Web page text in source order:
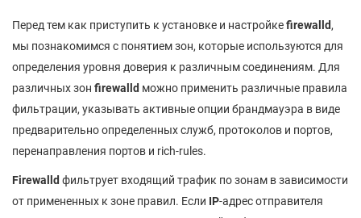
Перед тем как приступить к установке и настройкеfirewalld,
мы познакомимся с понятием зон, которые используются для
определения уровня доверия к различным соединениям. Для
различных зон firewalld можно применить различные правила
фильтрации, указывать активные опции брандмауэра в виде
предварительно определенных служб, протоколов и портов,
перенаправления портов и rich-rules.
Firewalld фильтрует входящий трафик по зонам в зависимости
от примененных к зоне правил. Если IP-адрес отправителя